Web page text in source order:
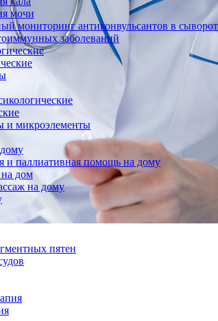
мочи
мониторинг антиконвульсантов в
заболеваний
и микроэлементы
и паллиативная помощь на дому
дом
на дому
пятен